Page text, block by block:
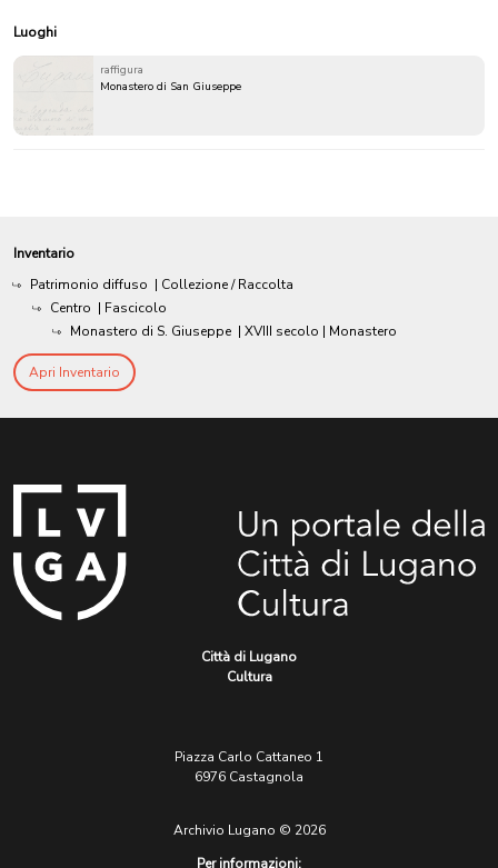
Luoghi
raffigura
Monastero di San Giuseppe
Inventario
Patrimonio diffuso | Collezione / Raccolta
Centro | Fascicolo
Monastero di S. Giuseppe | XVIII secolo | Monastero
Apri Inventario
Città di Lugano
Cultura
Piazza Carlo Cattaneo 1
6976 Castagnola
Archivio Lugano © 2026
Per informazioni: